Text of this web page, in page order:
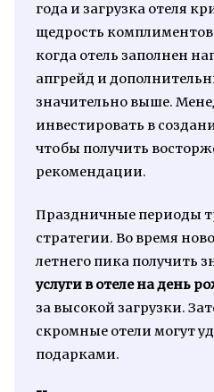
года и загрузка отеля
щедрость
когда отель заполнен
апгрейд и
значительно выше.
инвестировать в
чтобы получить
рекомендации.
Праздничные периоды
стратегии. Во время
летнего пика получить
услуги в отеле на день
за высокой загрузки.
скромные отели могут
подарками.